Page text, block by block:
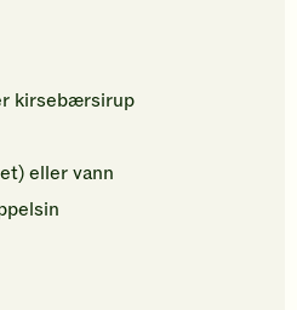
kirsebærsirup
eller vann